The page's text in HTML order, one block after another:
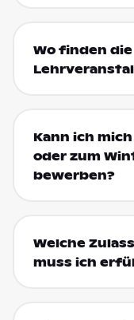
Wo finden die
Kann ich
oder zum
bewerben?
Welche
muss ich